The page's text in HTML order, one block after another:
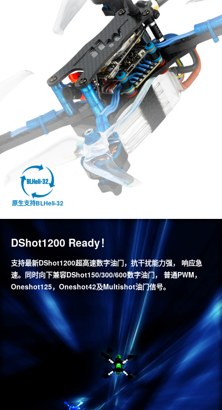
原生支持BLHeli-32
DShot1200 Ready！
支持最新DShot1200超高速数字油门，抗干扰能力强， 响应急
速。同时向下兼容DShot150/300/600数字油门， 普通PWM，
Oneshot125，Oneshot42及Multishot油门信号。